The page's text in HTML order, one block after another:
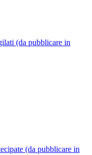
(da pubblicare in
(da pubblicare in